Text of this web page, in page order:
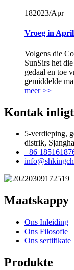
182023/Apr
Vroeg in April
Volgens die
SunSirs het
gedaal en toe
gemiddelde
meer >>
Kontak
5-verdieping,
distrik,
+86
Maatskappy
Ons Inleiding
Ons Filosofie
Ons sertifikate
Produkte